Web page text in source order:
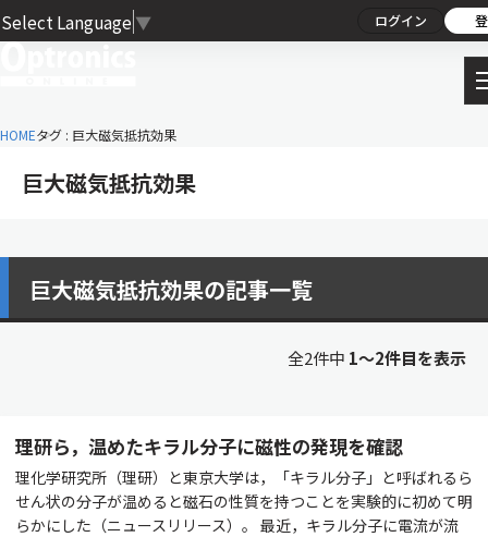
Select Language ▼ ログイン
HOMEタグ : 巨大磁気抵抗効果
巨大磁気抵抗効果
巨大磁気抵抗効果の記事一覧
全2件中 1〜2件目を表示
理研ら，温めたキラル分子に磁性の発現を確認
理化学研究所（理研）と東京大学は，「キラル分子」と呼ばれるら
せん状の分子が温めると磁石の性質を持つことを実験的に初めて明
らかにした（ニュースリリース）。 最近，キラル分子に電流が流